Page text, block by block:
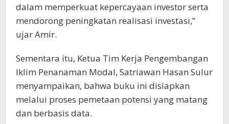
dalam memperkuat kepercayaan investor serta
mendorong peningkatan realisasi investasi,”
ujar Amir.
Sementara itu, Ketua Tim Kerja Pengembangan
Iklim Penanaman Modal, Satriawan Hasan Sulur
menyampaikan, bahwa buku ini disiapkan
melalui proses pemetaan potensi yang matang
dan berbasis data.